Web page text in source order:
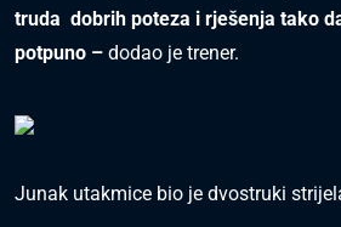
truda dobrih poteza i rješenja tako
potpuno – dodao je trener.
Junak utakmice bio je dvostruki